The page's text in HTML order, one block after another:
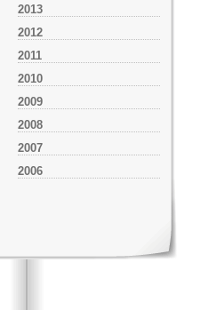
2013
2012
2011
2010
2009
2008
2007
2006